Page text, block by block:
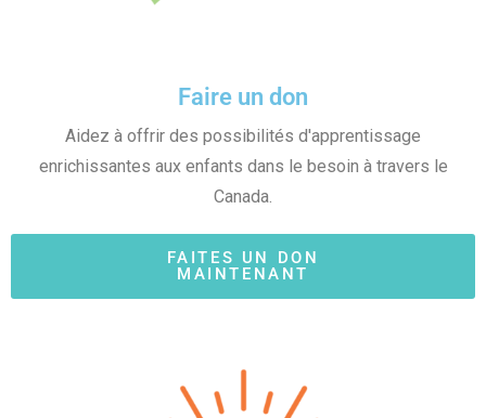
Faire un don
Aidez à offrir des possibilités d'apprentissage
enrichissantes aux enfants dans le besoin à travers le
Canada.
FAITES UN DON
MAINTENANT